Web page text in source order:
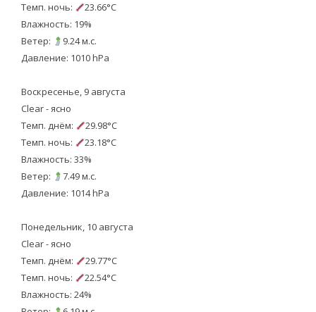
Темп. ночь:
23.66°C
Влажность: 19%
Ветер:
9.24 м.с.
Давление: 1010 hPa
Воскресенье, 9 августа
Clear - ясно
Темп. днём:
29.98°C
Темп. ночь:
23.18°C
Влажность: 33%
Ветер:
7.49 м.с.
Давление: 1014 hPa
Понедельник, 10 августа
Clear - ясно
Темп. днём:
29.77°C
Темп. ночь:
22.54°C
Влажность: 24%